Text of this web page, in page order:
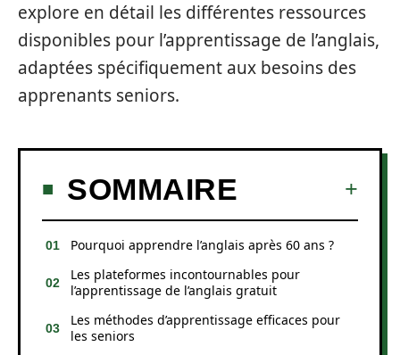
explore en détail les différentes ressources
disponibles pour l’apprentissage de l’anglais,
adaptées spécifiquement aux besoins des
apprenants seniors.
SOMMAIRE
Pourquoi apprendre l’anglais après 60 ans ?
Les plateformes incontournables pour
l’apprentissage de l’anglais gratuit
Les méthodes d’apprentissage efficaces pour
les seniors